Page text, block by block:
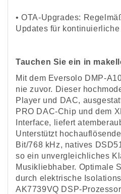
• OTA-Upgrades:
Updates für
Tauchen Sie ein in
Mit dem Eversolo DMP-
nie zuvor. Dieser
Player und DAC,
PRO DAC-Chip und dem
Interface, liefert
Unterstützt
Bit/768 kHz, natives
so ein unvergleichliches
Musikliebhaber. Optimale
durch elektrische
AK7739VQ DSP-